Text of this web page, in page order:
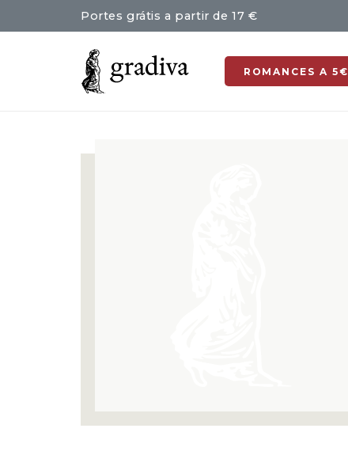
Portes grátis a partir de 17 €
ROMANCES A 5€